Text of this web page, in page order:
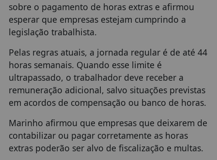
sobre o pagamento de horas extras e afirmou
esperar que empresas estejam cumprindo a
legislação trabalhista.
Pelas regras atuais, a jornada regular é de até 44
horas semanais. Quando esse limite é
ultrapassado, o trabalhador deve receber a
remuneração adicional, salvo situações previstas
em acordos de compensação ou banco de horas.
Marinho afirmou que empresas que deixarem de
contabilizar ou pagar corretamente as horas
extras poderão ser alvo de fiscalização e multas.